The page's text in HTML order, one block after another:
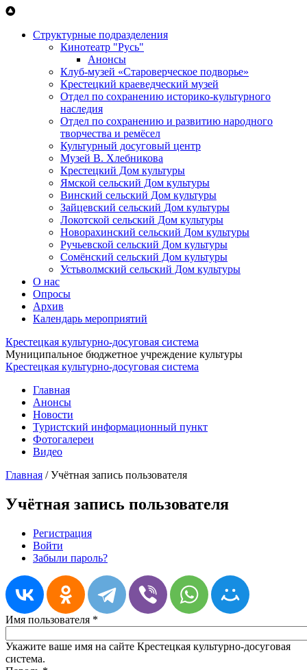
Перейти к основному содержанию
Структурные подразделения
Кинотеатр "Русь"
Анонсы
Клуб-музей «Староверческое подворье»
Крестецкий краеведческий музей
Отдел по сохранению историко-культурного
наследия
Отдел по сохранению и развитию народного
творчества и ремёсел
Культурный досуговый центр
Музей В. Хлебникова
Крестецкий Дом культуры
Ямской сельский Дом культуры
Винский сельский Дом культуры
Зайцевский сельский Дом культуры
Локотской сельский Дом культуры
Новорахинский сельский Дом культуры
Ручьевской сельский Дом культуры
Сомёнский сельский Дом культуры
Устьволмский сельский Дом культуры
О нас
Опросы
Архив
Календарь мероприятий
Крестецкая культурно-досуговая система
Муниципальное бюджетное учреждение культуры
Крестецкая культурно-досуговая система
Главная
Анонсы
Новости
Туристский информационный пункт
Фотогалереи
Видео
Главная /Учётная запись пользователя
Учётная запись пользователя
Главные вкладки
Регистрация
Войти
Забыли пароль?
Имя пользователя *
Укажите ваше имя на сайте Крестецкая культурно-досуговая
система.